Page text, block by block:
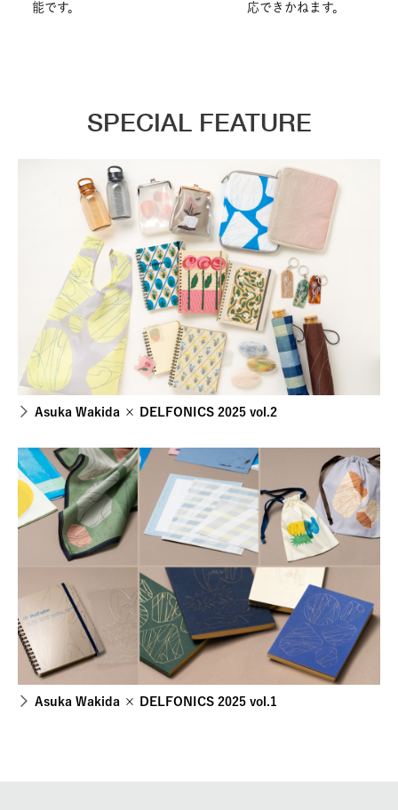
能です。 応できかねます。
SPECIAL FEATURE
Asuka Wakida × DELFONICS 2025 vol.2
Asuka Wakida × DELFONICS 2025 vol.1